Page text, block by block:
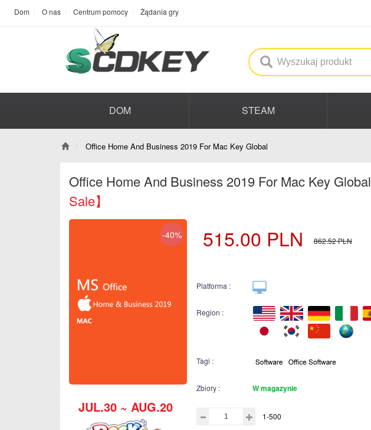
Dom O nas Centrum pomocy Żądania gry
DOM STEAM
Office Home And Business 2019 For Mac Key Global
Office Home And Business 2019 For Mac Key Global
Sale】
-40%
JUL.30 ~ AUG.20
515.00 PLN 862.52PLN
Platforma :
Region :
Tagi :
Zbiory : W magazynie
1-500